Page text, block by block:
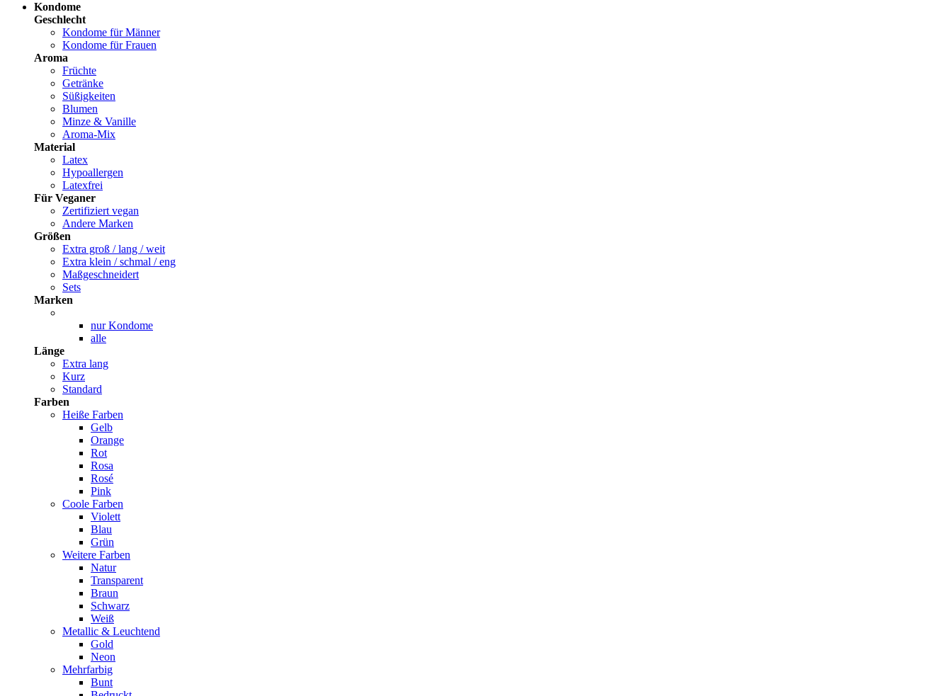
Kondome
Geschlecht
Kondome für Männer
Kondome für Frauen
Aroma
Früchte
Getränke
Süßigkeiten
Blumen
Minze & Vanille
Aroma-Mix
Material
Latex
Hypoallergen
Latexfrei
Für Veganer
Zertifiziert vegan
Andere Marken
Größen
Extra groß / lang / weit
Extra klein / schmal / eng
Maßgeschneidert
Sets
Marken
nur Kondome
alle
Länge
Extra lang
Kurz
Standard
Farben
Heiße Farben
Gelb
Orange
Rot
Rosa
Rosé
Pink
Coole Farben
Violett
Blau
Grün
Weitere Farben
Natur
Transparent
Braun
Schwarz
Weiß
Metallic & Leuchtend
Gold
Neon
Mehrfarbig
Bunt